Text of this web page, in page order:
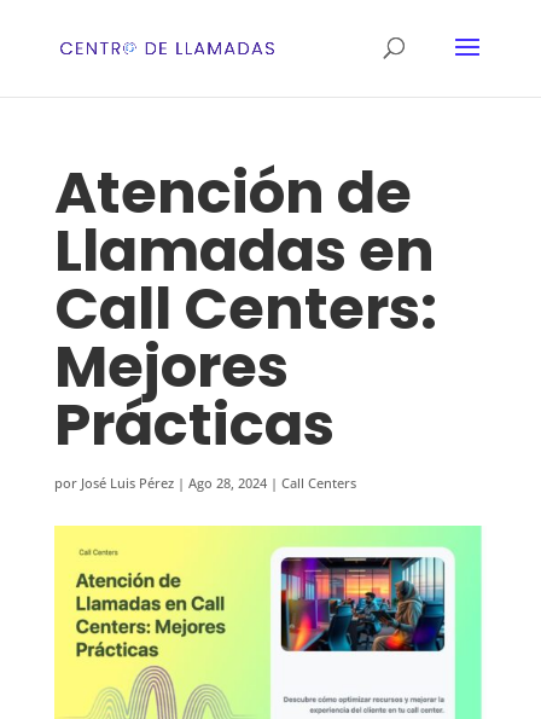
Atención de
Llamadas en
Call Centers:
Mejores
Prácticas
por José Luis Pérez| Ago 28, 2024| Call Centers